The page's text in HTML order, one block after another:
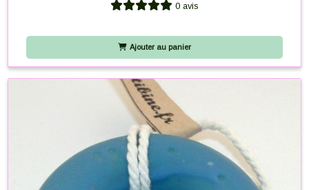
0 avis
Ajouter au panier